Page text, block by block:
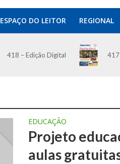
ESPAÇO DO LEITOR REGIONAL
418 – Edição Digital 417
EDUCAÇÃO
Projeto
aulas